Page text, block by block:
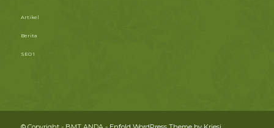
Artikel
Berita
SEO 1